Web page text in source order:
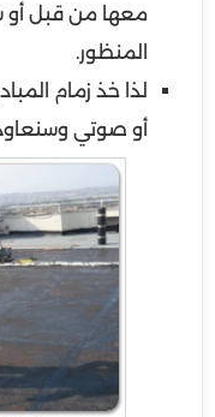
معها من قبل
المنظور.
لذا خذ زمام
أو صوتي